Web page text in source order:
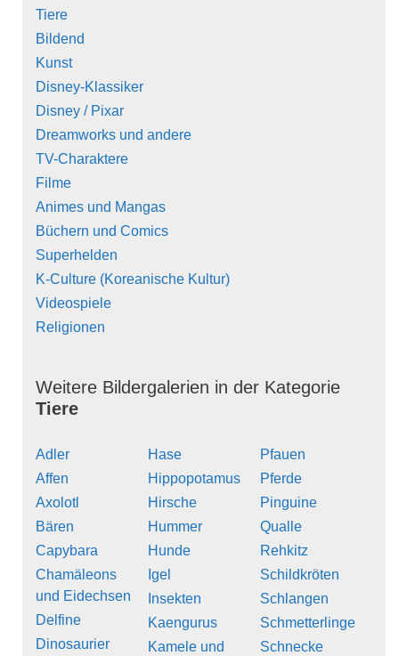
Tiere
Bildend
Kunst
Disney-Klassiker
Disney / Pixar
Dreamworks und andere
TV-Charaktere
Filme
Animes und Mangas
Büchern und Comics
Superhelden
K-Culture (Koreanische Kultur)
Videospiele
Religionen
Weitere Bildergalerien in der Kategorie
Tiere
Adler
Affen
Axolotl
Bären
Capybara
Chamäleons
und Eidechsen
Delfine
Dinosaurier
Hase
Hippopotamus
Hirsche
Hummer
Hunde
Igel
Insekten
Kaengurus
Kamele und
Pfauen
Pferde
Pinguine
Qualle
Rehkitz
Schildkröten
Schlangen
Schmetterlinge
Schnecke